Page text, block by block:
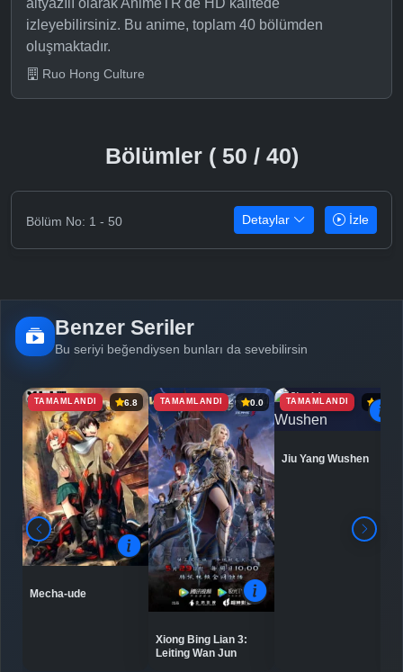
izleyebilirsiniz. Bu anime, toplam 40 bölümden
oluşmaktadır.
Ruo Hong Culture
Bölümler ( 50 / 40)
Bölüm No: 1 - 50 Detaylar İzle
Benzer Seriler
Bu seriyi beğendiysen bunları da sevebilirsin
TAMAMLANDI 6.8
Mecha-ude
TAMAMLANDI 0.0
Xiong Bing Lian 3:
Leiting Wan Jun
TAMAMLANDI 6.9
Jiu Yang Wushen